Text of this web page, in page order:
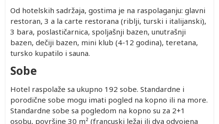
Od hotelskih sadržaja, gostima je na raspolaganju: glavni
restoran, 3 a la carte restorana (riblji, turski i italijanski),
3 bara, poslastičarnica, spoljašnji bazen, unutrašnji
bazen, dečiji bazen, mini klub (4-12 godina), teretana,
tursko kupatilo i sauna.
Sobe
Hotel raspolaže sa ukupno 192 sobe. Standardne i
porodične sobe mogu imati pogled na kopno ili na more.
Standardne sobe sa pogledom na kopno su za 2+1
osobu, površine 30 m² (francuski ležaj ili dva odvojena